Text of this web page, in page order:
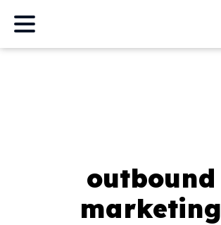
outbound
marketing